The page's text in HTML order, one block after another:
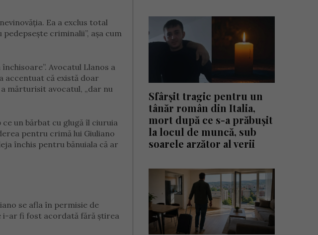
Ea a exclus total
criminalii”, așa cum
Avocatul Llanos a
accentuat că există doar
mărturisit avocatul, „dar nu
un bărbat cu glugă îl ciuruia
pentru crimă lui Giuliano
închis pentru bănuiala că ar
se afla în permisie de
i-ar fi fost acordată fără știrea
Sfârșit tragic pentru un
tânăr român din Italia,
mort după ce s-a prăbușit
la locul de muncă, sub
soarele arzător al verii